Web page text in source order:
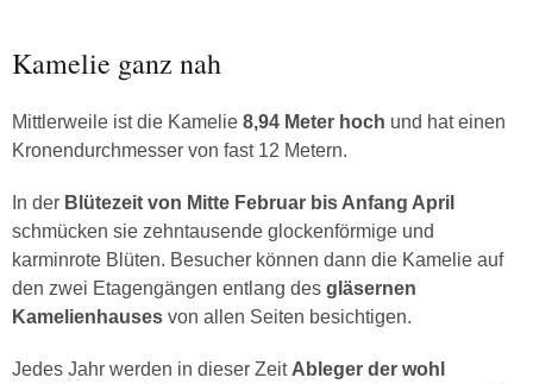
Kamelie ganz nah
Mittlerweile ist die Kamelie 8,94 Meter hoch und hat einen
Kronendurchmesser von fast 12 Metern.
In der Blütezeit von Mitte Februar bis Anfang April
schmücken sie zehntausende glockenförmige und
karminrote Blüten. Besucher können dann die Kamelie auf
den zwei Etagengängen entlang des gläsernen
Kamelienhauses von allen Seiten besichtigen.
Jedes Jahr werden in dieser Zeit Ableger der wohl